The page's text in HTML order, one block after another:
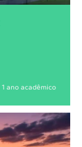
1 ano acadêmico